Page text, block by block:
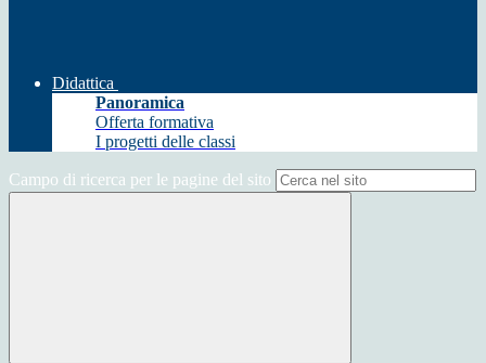
Didattica
Panoramica
Offerta formativa
I progetti delle classi
Campo di ricerca per le pagine del sito